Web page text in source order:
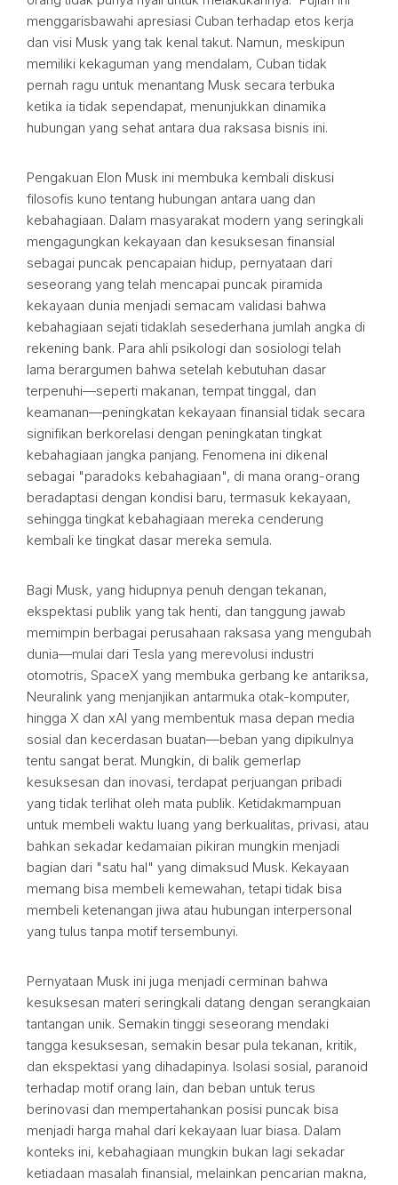
menggarisbawahi apresiasi Cuban terhadap etos kerja
dan visi Musk yang tak kenal takut. Namun, meskipun
memiliki kekaguman yang mendalam, Cuban tidak
pernah ragu untuk menantang Musk secara terbuka
ketika ia tidak sependapat, menunjukkan dinamika
hubungan yang sehat antara dua raksasa bisnis ini.
Pengakuan Elon Musk ini membuka kembali diskusi
filosofis kuno tentang hubungan antara uang dan
kebahagiaan. Dalam masyarakat modern yang seringkali
mengagungkan kekayaan dan kesuksesan finansial
sebagai puncak pencapaian hidup, pernyataan dari
seseorang yang telah mencapai puncak piramida
kekayaan dunia menjadi semacam validasi bahwa
kebahagiaan sejati tidaklah sesederhana jumlah angka di
rekening bank. Para ahli psikologi dan sosiologi telah
lama berargumen bahwa setelah kebutuhan dasar
terpenuhi—seperti makanan, tempat tinggal, dan
keamanan—peningkatan kekayaan finansial tidak secara
signifikan berkorelasi dengan peningkatan tingkat
kebahagiaan jangka panjang. Fenomena ini dikenal
sebagai "paradoks kebahagiaan", di mana orang-orang
beradaptasi dengan kondisi baru, termasuk kekayaan,
sehingga tingkat kebahagiaan mereka cenderung
kembali ke tingkat dasar mereka semula.
Bagi Musk, yang hidupnya penuh dengan tekanan,
ekspektasi publik yang tak henti, dan tanggung jawab
memimpin berbagai perusahaan raksasa yang mengubah
dunia—mulai dari Tesla yang merevolusi industri
otomotris, SpaceX yang membuka gerbang ke antariksa,
Neuralink yang menjanjikan antarmuka otak-komputer,
hingga X dan xAI yang membentuk masa depan media
sosial dan kecerdasan buatan—beban yang dipikulnya
tentu sangat berat. Mungkin, di balik gemerlap
kesuksesan dan inovasi, terdapat perjuangan pribadi
yang tidak terlihat oleh mata publik. Ketidakmampuan
untuk membeli waktu luang yang berkualitas, privasi, atau
bahkan sekadar kedamaian pikiran mungkin menjadi
bagian dari "satu hal" yang dimaksud Musk. Kekayaan
memang bisa membeli kemewahan, tetapi tidak bisa
membeli ketenangan jiwa atau hubungan interpersonal
yang tulus tanpa motif tersembunyi.
Pernyataan Musk ini juga menjadi cerminan bahwa
kesuksesan materi seringkali datang dengan serangkaian
tantangan unik. Semakin tinggi seseorang mendaki
tangga kesuksesan, semakin besar pula tekanan, kritik,
dan ekspektasi yang dihadapinya. Isolasi sosial, paranoid
terhadap motif orang lain, dan beban untuk terus
berinovasi dan mempertahankan posisi puncak bisa
menjadi harga mahal dari kekayaan luar biasa. Dalam
konteks ini, kebahagiaan mungkin bukan lagi sekadar
ketiadaan masalah finansial, melainkan pencarian makna,